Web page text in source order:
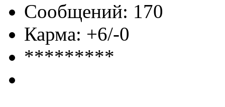
Сообщений: 170
Карма: +6/-0
*********